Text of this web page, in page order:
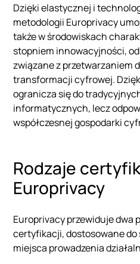
Dzięki elastycznej i
metodologii Europrivacy
także w środowiskach
stopniem innowacyjności,
związane z przetwarzaniem
transformacji cyfrowej.
ogranicza się do
informatycznych, lecz
współczesnej gospodarki
Rodzaje
Europrivacy
Europrivacy przewiduje dwa
certyfikacji, dostosowane
miejsca prowadzenia